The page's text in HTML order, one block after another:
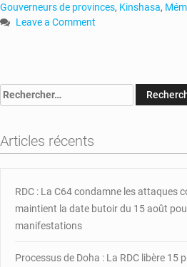
Gouverneurs de provinces, Kinshasa,
Leave a Comment
mois
salaire
pour
gouverneurs
provinces
Rechercher :
Articles récents
RDC : La C64 condamne les attaques
maintient la date butoir du 15 août
manifestations
Processus de Doha : La RDC libère 15